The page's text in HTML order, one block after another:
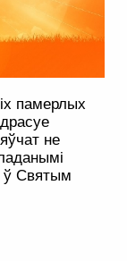
памерлых
не
ў Святым